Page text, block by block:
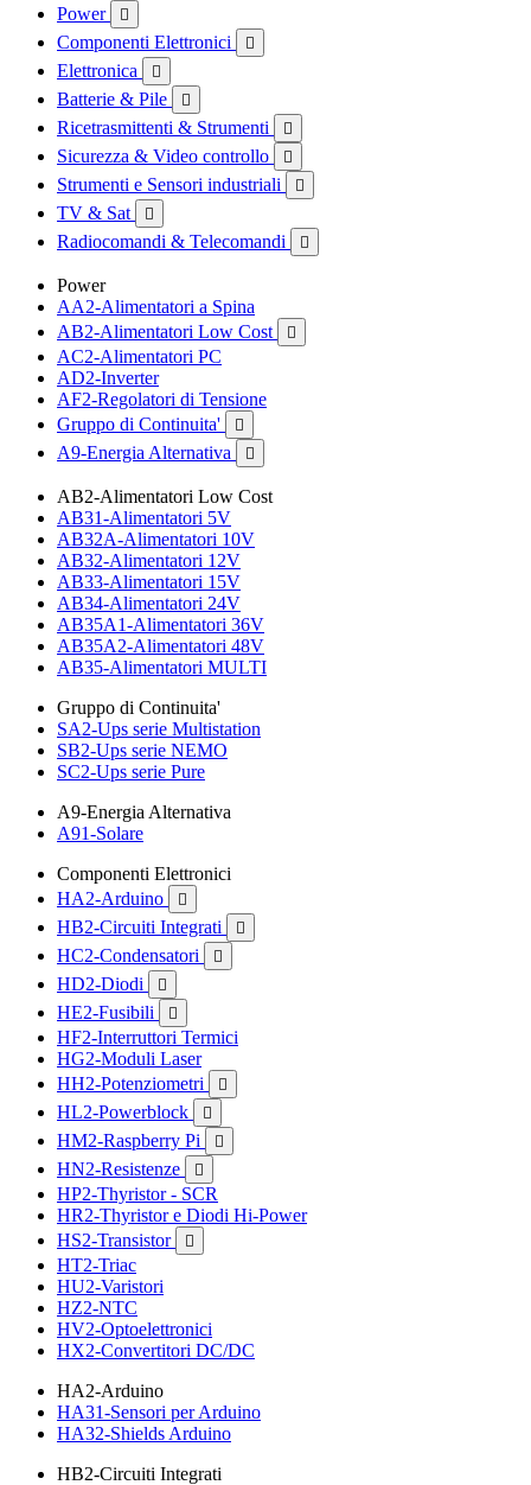
Power

Componenti Elettronici 
Elettronica 
Batterie & Pile 
Ricetrasmittenti & Strumenti 
Sicurezza & Video controllo 
Strumenti e Sensori industriali 
TV & Sat 
Radiocomandi & Telecomandi 
Power
AA2-Alimentatori a Spina
AB2-Alimentatori Low Cost

AC2-Alimentatori PC
AD2-Inverter
AF2-Regolatori di Tensione
Gruppo di Continuita'

A9-Energia Alternativa 
AB2-Alimentatori Low Cost
AB31-Alimentatori 5V
AB32A-Alimentatori 10V
AB32-Alimentatori 12V
AB33-Alimentatori 15V
AB34-Alimentatori 24V
AB35A1-Alimentatori 36V
AB35A2-Alimentatori 48V
AB35-Alimentatori MULTI
Gruppo di Continuita'
SA2-Ups serie Multistation
SB2-Ups serie NEMO
SC2-Ups serie Pure
A9-Energia Alternativa
A91-Solare
Componenti Elettronici
HA2-Arduino

HB2-Circuiti Integrati 
HC2-Condensatori 
HD2-Diodi 
HE2-Fusibili 
HF2-Interruttori Termici
HG2-Moduli Laser
HH2-Potenziometri

HL2-Powerblock 
HM2-Raspberry Pi 
HN2-Resistenze 
HP2-Thyristor - SCR
HR2-Thyristor e Diodi Hi-Power
HS2-Transistor

HT2-Triac
HU2-Varistori
HZ2-NTC
HV2-Optoelettronici
HX2-Convertitori DC/DC
HA2-Arduino
HA31-Sensori per Arduino
HA32-Shields Arduino
HB2-Circuiti Integrati